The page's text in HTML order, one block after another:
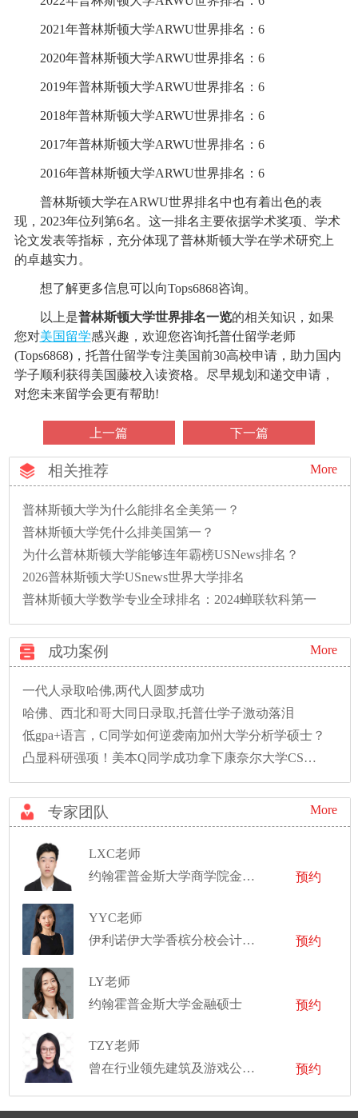
2021年普林斯顿大学ARWU世界排名：6
2020年普林斯顿大学ARWU世界排名：6
2019年普林斯顿大学ARWU世界排名：6
2018年普林斯顿大学ARWU世界排名：6
2017年普林斯顿大学ARWU世界排名：6
2016年普林斯顿大学ARWU世界排名：6
普林斯顿大学在ARWU世界排名中也有着出色的表
现，2023年位列第6名。这一排名主要依据学术奖项、学术
论文发表等指标，充分体现了普林斯顿大学在学术研究上
的卓越实力。
想了解更多信息可以向Tops6868咨询。
以上是普林斯顿大学世界排名一览的相关知识，如果
您对美国留学感兴趣，欢迎您咨询托普仕留学老师
(Tops6868)，托普仕留学专注美国前30高校申请，助力国内
学子顺利获得美国藤校入读资格。尽早规划和递交申请，
对您未来留学会更有帮助!
上一篇 下一篇
相关推荐 More
普林斯顿大学为什么能排名全美第一？
普林斯顿大学凭什么排美国第一？
为什么普林斯顿大学能够连年霸榜USNews排名？
2026普林斯顿大学USnews世界大学排名
普林斯顿大学数学专业全球排名：2024蝉联软科第一
成功案例 More
一代人录取哈佛,两代人圆梦成功
哈佛、西北和哥大同日录取,托普仕学子激动落泪
低gpa+语言，C同学如何逆袭南加州大学分析学硕士？
凸显科研强项！美本Q同学成功拿下康奈尔大学CS硕士录取！
专家团队 More
LXC老师
约翰霍普金斯大学商学院金融学硕士
预约
YYC老师
伊利诺伊大学香槟分校会计学硕士
预约
LY老师
约翰霍普金斯大学金融硕士
预约
TZY老师
曾在行业领先建筑及游戏公司任职
预约